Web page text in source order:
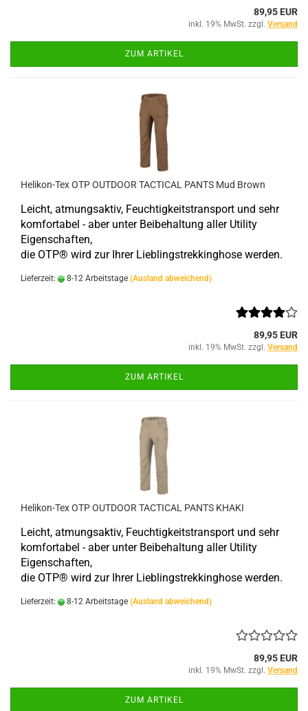
89,95 EUR
inkl. 19% MwSt. zzgl. Versand
ZUM ARTIKEL
Helikon-Tex OTP OUTDOOR TACTICAL PANTS Mud Brown
Leicht, atmungsaktiv, Feuchtigkeitstransport und sehr
komfortabel - aber unter Beibehaltung aller Utility
Eigenschaften,
die OTP® wird zur Ihrer Lieblingstrekkinghose werden.
Lieferzeit: 8-12 Arbeitstage (Ausland abweichend)
89,95 EUR
inkl. 19% MwSt. zzgl. Versand
ZUM ARTIKEL
Helikon-Tex OTP OUTDOOR TACTICAL PANTS KHAKI
Leicht, atmungsaktiv, Feuchtigkeitstransport und sehr
komfortabel - aber unter Beibehaltung aller Utility
Eigenschaften,
die OTP® wird zur Ihrer Lieblingstrekkinghose werden.
Lieferzeit: 8-12 Arbeitstage (Ausland abweichend)
89,95 EUR
inkl. 19% MwSt. zzgl. Versand
ZUM ARTIKEL